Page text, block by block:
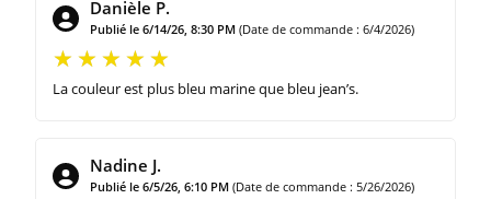
Danièle P.
Publié le 6/14/26, 8:30 PM (Date de commande : 6/4/2026)
La couleur est plus bleu marine que bleu jean’s.
Nadine J.
Publié le 6/5/26, 6:10 PM (Date de commande : 5/26/2026)